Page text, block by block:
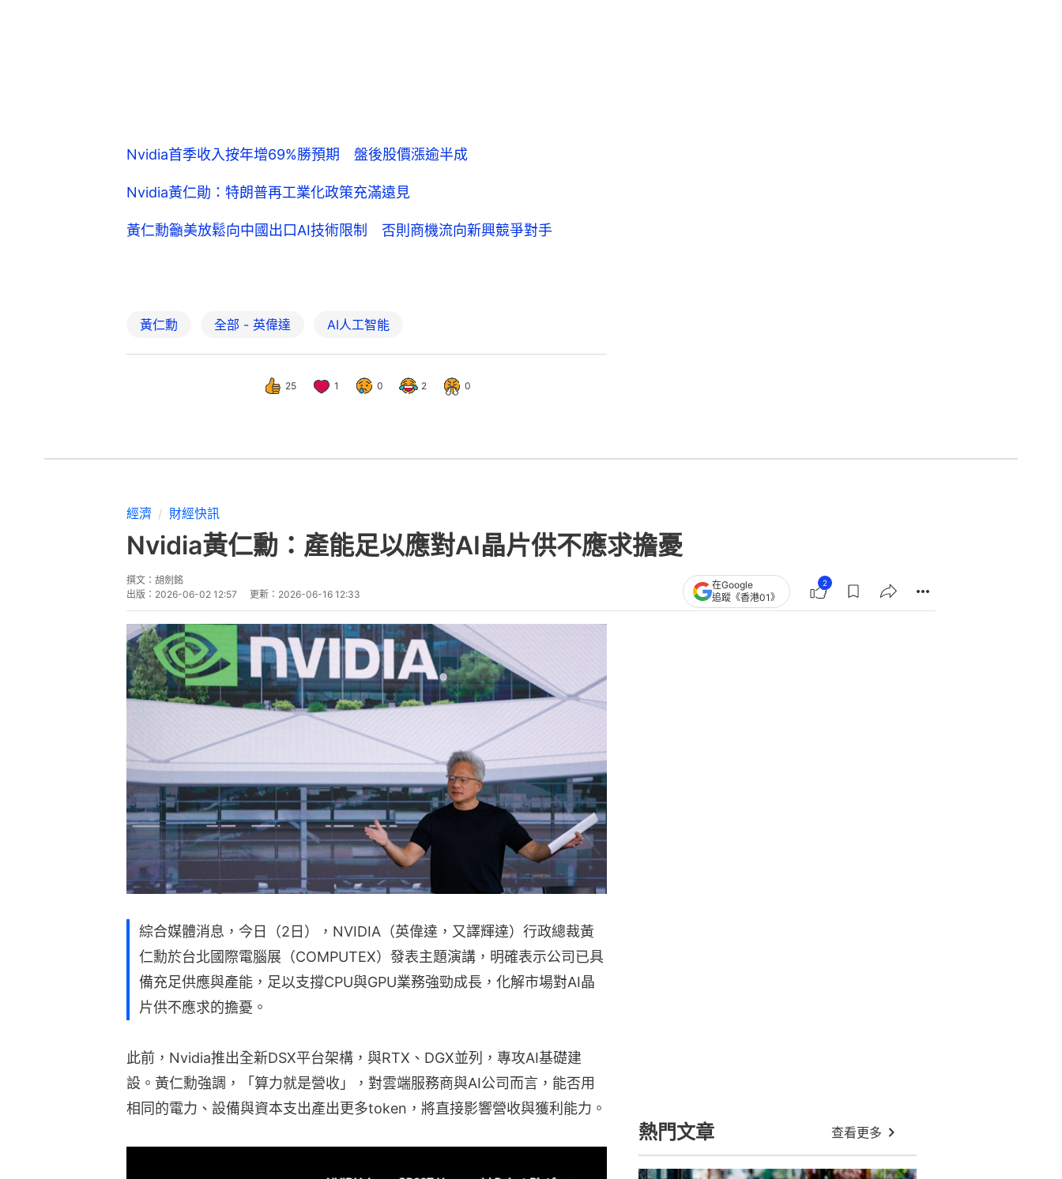
25 1 0
經濟 財經快訊
Nvidia黃仁勳：產能足以應對AI晶片供不應求擔憂
更新：2026-06-16 12:33
綜合媒體消息，今日（2日），NVIDIA（英偉達，又譯輝達）行政總裁黃
仁勳於台北國際電腦展（COMPUTEX）發表主題演講，明確表示公司已具
備充足供應與產能，足以支撐CPU與GPU業務強勁成長，化解市場對AI晶
片供不應求的擔憂。
此前，Nvidia推出全新DSX平台架構，與RTX、DGX並列，專攻AI基礎建
設。黃仁勳強調，「算力就是營收」，對雲端服務商與AI公司而言，能否用
銀色債券2026｜8.21起申購 保底息4.25
厘 10手3年穩袋息12750元